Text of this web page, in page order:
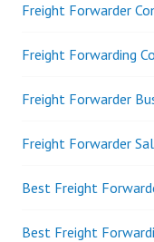
Freight Forwarder
Freight Forwarding
Freight Forwarder
Freight Forwarder
Best Freight
Best Freight